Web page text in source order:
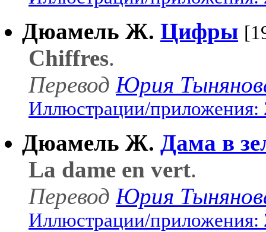
Дюамель Ж. Цифры
Chiffres.
Перевод Юрия
Иллюстрации/приложения:
Дюамель Ж. Дама в
La dame en vert.
Перевод Юрия
Иллюстрации/приложения: